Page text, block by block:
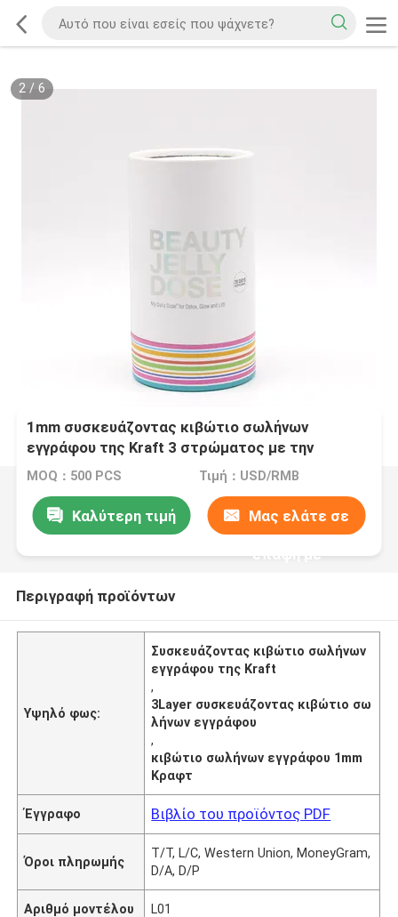
2/ 6
1mm συσκευάζοντας κιβώτιο σωλήνων
εγγράφου της Kraft 3 στρώματος με την
εκτύπωση μεταξιού
MOQ：500 PCS Τιμή：USD/RMB
Καλύτερη τιμή Μας ελάτε σε
επαφή με
Περιγραφή προϊόντων
Υψηλό φως:
Συσκευάζοντας κιβώτιο σωλήνων
εγγράφου της Kraft
,
3Layer συσκευάζοντας κιβώτιο σω
λήνων εγγράφου
,
κιβώτιο σωλήνων εγγράφου 1mm
Κραφτ
Έγγραφο Βιβλίο του προϊόντος PDF
Όροι πληρωμής
T/T, L/C, Western Union, MoneyGram,
D/A, D/P
Αριθμό μοντέλου L01